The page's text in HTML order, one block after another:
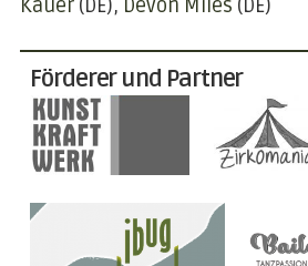
Kauer (DE) Devon Miles (DE)
Förderer und Partner